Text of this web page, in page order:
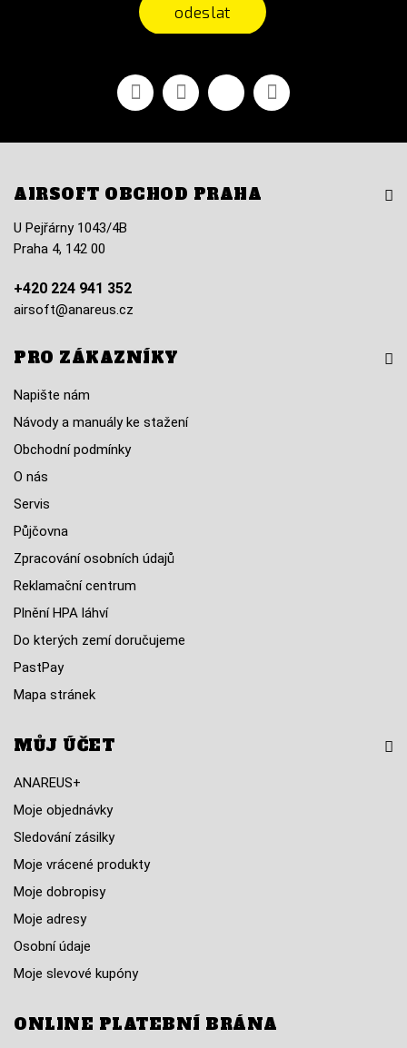
odeslat
FacebookYouTubeVimeo Instagram
AIRSOFT OBCHOD PRAHA
U Pejřárny 1043/4B
Praha 4, 142 00
+420 224 941 352
airsoft@anareus.cz
PRO ZÁKAZNÍKY
Napište nám
Návody a manuály ke stažení
Obchodní podmínky
O nás
Servis
Půjčovna
Zpracování osobních údajů
Reklamační centrum
Plnění HPA láhví
Do kterých zemí doručujeme
PastPay
Mapa stránek
MŮJ ÚČET
ANAREUS+
Moje objednávky
Sledování zásilky
Moje vrácené produkty
Moje dobropisy
Moje adresy
Osobní údaje
Moje slevové kupóny
ONLINE PLATEBNÍ BRÁNA